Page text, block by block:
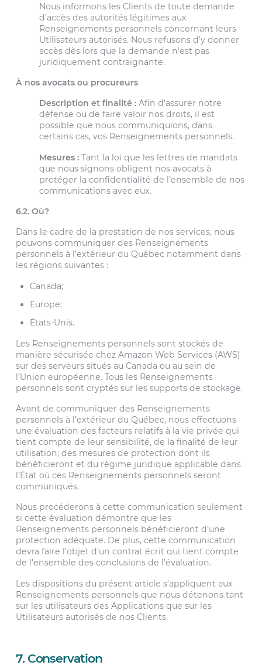
Nous informons les Clients de toute demande
d’accès des autorités légitimes aux
Renseignements personnels concernant leurs
Utilisateurs autorisés. Nous refusons d’y donner
accès dès lors que la demande n’est pas
juridiquement contraignante.
À nos avocats ou procureurs
Description et finalité :Afin d’assurer notre
défense ou de faire valoir nos droits, il est
possible que nous communiquions, dans
certains cas, vos Renseignements personnels.
Mesures :Tant la loi que les lettres de mandats
que nous signons obligent nos avocats à
protéger la confidentialité de l’ensemble de nos
communications avec eux.
6.2. Où?
Dans le cadre de la prestation de nos services, nous
pouvons communiquer des Renseignements
personnels à l’extérieur du Québec notamment dans
les régions suivantes :
Canada;
Europe;
États-Unis.
Les Renseignements personnels sont stockés de
manière sécurisée chez Amazon Web Services (AWS)
sur des serveurs situés au Canada ou au sein de
l’Union européenne. Tous les Renseignements
personnels sont cryptés sur les supports de stockage.
Avant de communiquer des Renseignements
personnels à l’extérieur du Québec, nous effectuons
une évaluation des facteurs relatifs à la vie privée qui
tient compte de leur sensibilité, de la finalité de leur
utilisation; des mesures de protection dont ils
bénéficieront et du régime juridique applicable dans
l’État où ces Renseignements personnels seront
communiqués.
Nous procéderons à cette communication seulement
si cette évaluation démontre que les
Renseignements personnels bénéficieront d’une
protection adéquate. De plus, cette communication
devra faire l’objet d’un contrat écrit qui tient compte
de l’ensemble des conclusions de l’évaluation.
Les dispositions du présent article s’appliquent aux
Renseignements personnels que nous détenons tant
sur les utilisateurs des Applications que sur les
Utilisateurs autorisés de nos Clients.
7. Conservation